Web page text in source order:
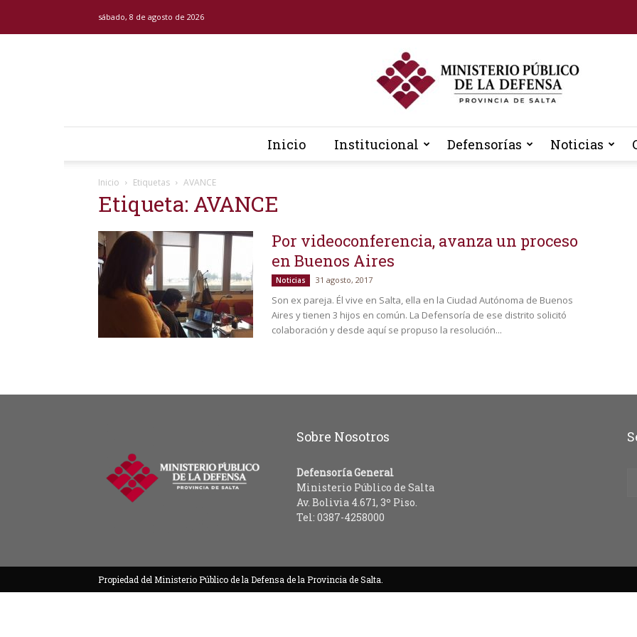
sábado, 8 de agosto de 2026
Inicio Institucional Defensorías Noticias
Inicio Etiquetas AVANCE
Etiqueta: AVANCE
Por videoconferencia, avanza un proceso
en Buenos Aires
Noticias 31 agosto, 2017
Son ex pareja. Él vive en Salta, ella en la Ciudad Autónoma de Buenos
Aires y tienen 3 hijos en común. La Defensoría de ese distrito solicitó
colaboración y desde aquí se propuso la resolución...
Sobre Nosotros
Defensoría General
Ministerio Público de Salta
Av. Bolivia 4.671, 3º Piso.
Tel: 0387-4258000
Propiedad del Ministerio Público de la Defensa de la Provincia de Salta.